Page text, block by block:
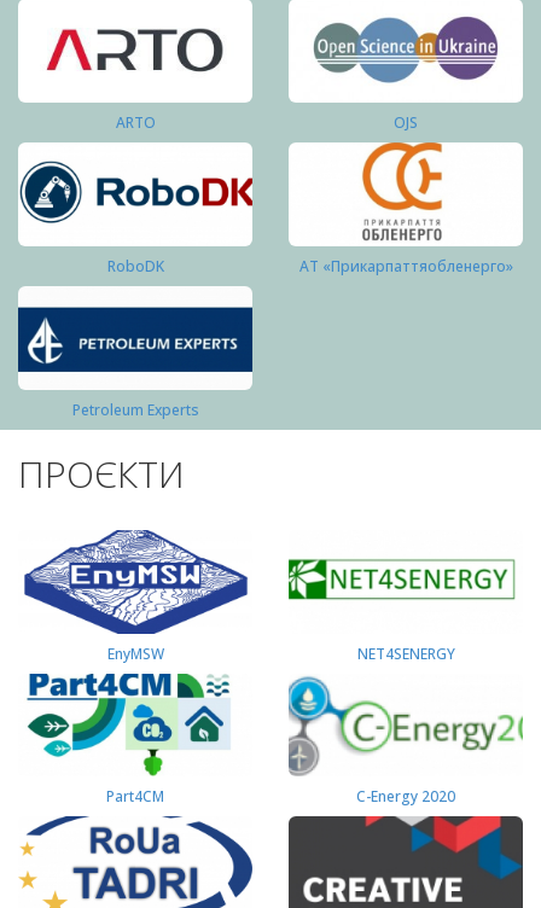
ARTO OJS
RoboDK АТ «Прикарпаттяобленерго»
Petroleum Experts
ПРОЄКТИ
EnyMSW NET4SENERGY
Part4СМ C-Energy 2020